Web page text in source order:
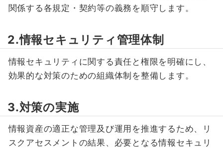
関係する各規定・契約等の義務を順守します。
2.情報セキュリティ管理体制
情報セキュリティに関する責任と権限を明確にし、
効果的な対策のための組織体制を整備します。
3.対策の実施
情報資産の適正な管理及び運用を推進するため、リ
スクアセスメントの結果、必要となる情報セキュリ